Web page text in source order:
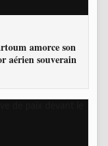
amorce son
aérien souverain